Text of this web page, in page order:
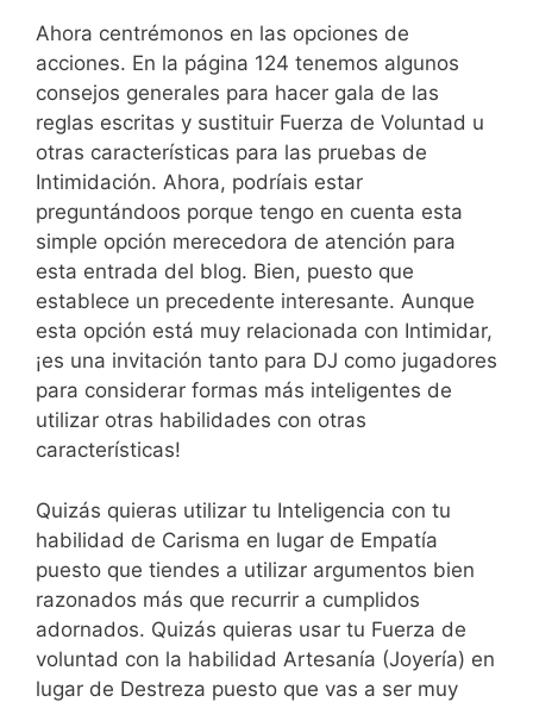
Ahora centrémonos en las opciones de
acciones. En la página 124 tenemos algunos
consejos generales para hacer gala de las
reglas escritas y sustituir Fuerza de Voluntad u
otras características para las pruebas de
Intimidación. Ahora, podríais estar
preguntándoos porque tengo en cuenta esta
simple opción merecedora de atención para
esta entrada del blog. Bien, puesto que
establece un precedente interesante. Aunque
esta opción está muy relacionada con Intimidar,
¡es una invitación tanto para DJ como jugadores
para considerar formas más inteligentes de
utilizar otras habilidades con otras
características!
Quizás quieras utilizar tu Inteligencia con tu
habilidad de Carisma en lugar de Empatía
puesto que tiendes a utilizar argumentos bien
razonados más que recurrir a cumplidos
adornados. Quizás quieras usar tu Fuerza de
voluntad con la habilidad Artesanía (Joyería) en
lugar de Destreza puesto que vas a ser muy